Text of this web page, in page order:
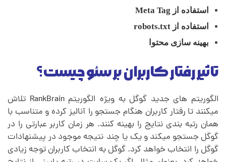
استفاده از Meta Tag
استفاده از robots.txt
بهینه سازی محتوا
تاثیر رفتار کاربران بر سئو چیست؟
الگوریتم های جدید گوگل به ویژه الگوریتم RankBrain تلاش
میکنند تا رفتار کاربران هنگام جستجو را آنالیز کرده و متناسب با
همان رتبه بندی نتایج را بهینه کنند. هر زمان کاربر عبارتی را در
گوگل جستجو میکند و یک یا چند نتیجه موجود در پیشنهادات
گوگل را انتخاب خواهد کرد. گوگل به انتخاب کاربران توجه زیادی